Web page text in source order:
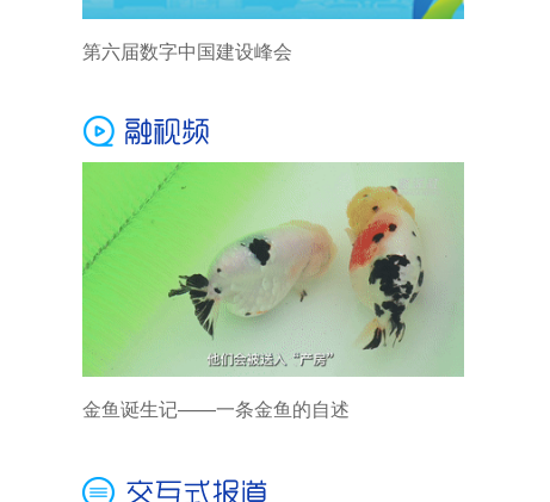
第六届数字中国建设峰会
金鱼诞生记——一条金鱼的自述